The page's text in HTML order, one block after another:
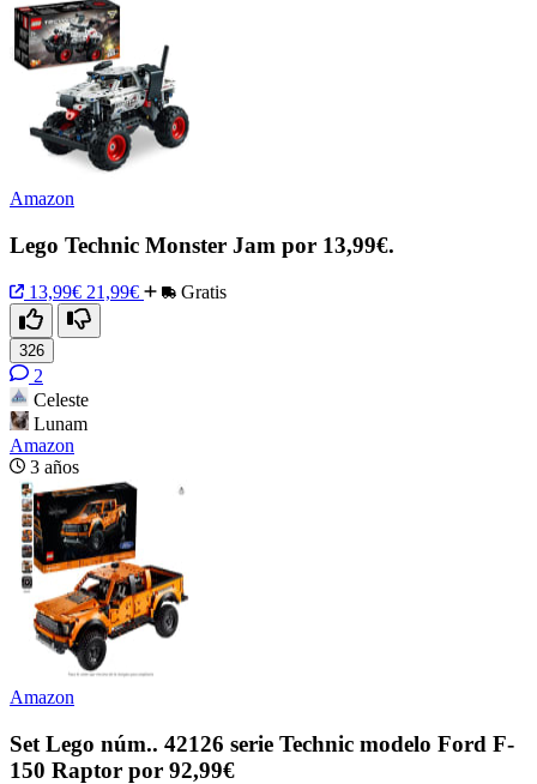
Amazon
Lego Technic Monster Jam por 13,99€.
13,99€ 21,99€ Gratis
326
2
Celeste
Lunam
Amazon
3 años
Amazon
Set Lego núm.. 42126 serie Technic modelo Ford F-
150 Raptor por 92,99€